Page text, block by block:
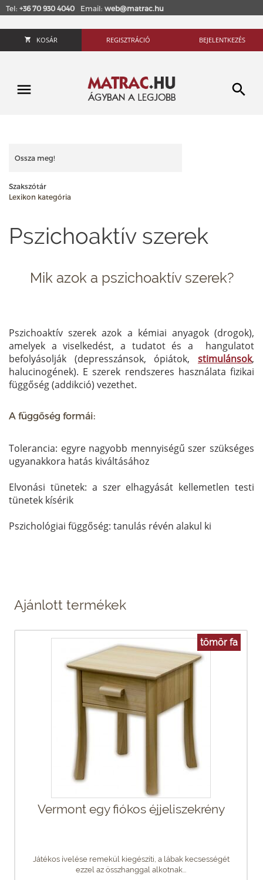
Tel: +36 70 930 4040 Email: web@matrac.hu
KOSÁR REGISZTRÁCIÓ BEJELENTKEZÉS
Ossza meg!
Szakszótár
Lexikon kategória
Pszichoaktív szerek
Mik azok a pszichoaktív szerek?
Pszichoaktív szerek azok a kémiai anyagok (drogok),
amelyek a viselkedést, a tudatot és a hangulatot
befolyásolják (depresszánsok, ópiátok, stimulánsok,
halucinogének). E szerek rendszeres használata fizikai
függőség (addikció) vezethet.
A függőség formái:
Tolerancia: egyre nagyobb mennyiségű szer szükséges
ugyanakkora hatás kiváltásához
Elvonási tünetek: a szer elhagyását kellemetlen testi
tünetek kísérik
Pszichológiai függőség: tanulás révén alakul ki
Ajánlott termékek
tömör fa
Vermont egy fiókos éjjeliszekrény
Játékos ívelése remekül kiegészíti, a lábak kecsességét
ezzel az összhanggal alkotnak...